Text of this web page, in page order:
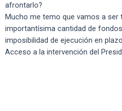
afrontarlo?
Mucho me temo que vamos a ser
importantísima cantidad de
imposibilidad de ejecución en
Acceso a la intervención del